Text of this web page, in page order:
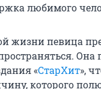
любимого
жизни певица
Она
«СтарХит»,
которого